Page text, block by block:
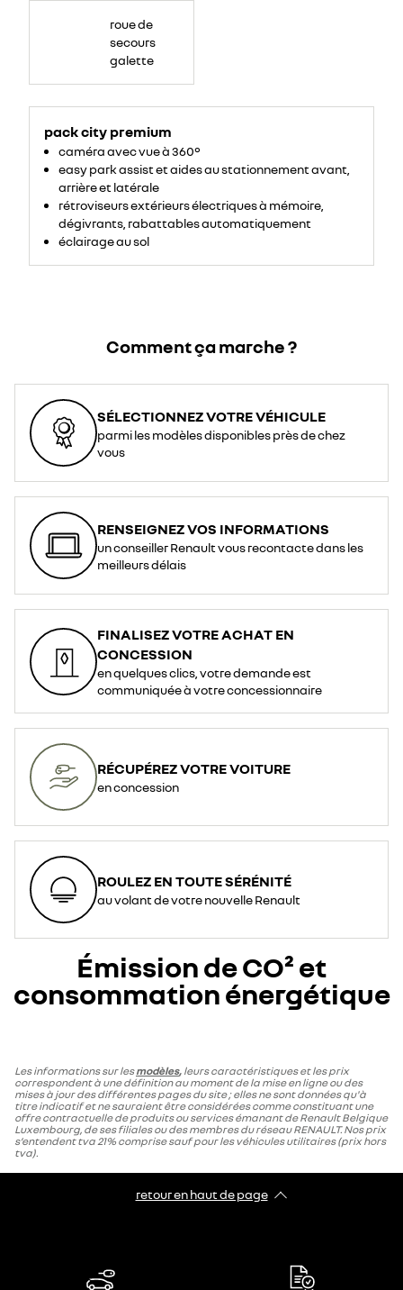
roue de
secours
galette
pack city premium
caméra avec vue à 360°
easy park assist et aides au stationnement avant,
arrière et latérale
rétroviseurs extérieurs électriques à mémoire,
dégivrants, rabattables automatiquement
éclairage au sol
Comment ça marche ?
SÉLECTIONNEZ VOTRE VÉHICULE
parmi les modèles disponibles près de chez
vous
RENSEIGNEZ VOS INFORMATIONS
un conseiller Renault vous recontacte dans les
meilleurs délais
FINALISEZ VOTRE ACHAT EN
CONCESSION
en quelques clics, votre demande est
communiquée à votre concessionnaire
RÉCUPÉREZ VOTRE VOITURE
en concession
ROULEZ EN TOUTE SÉRÉNITÉ
au volant de votre nouvelle Renault
Émission de CO² et
consommation énergétique
Les informations sur lesmodèles, leurs caractéristiques et les prix
correspondent à une définition au moment de la mise en ligne ou des
mises à jour des différentes pages du site ; elles ne sont données qu'à
titre indicatif et ne sauraient être considérées comme constituant une
offre contractuelle de produits ou services émanant de Renault Belgique
Luxembourg, de ses filiales ou des membres du réseau RENAULT. Nos prix
s’entendent tva 21% comprise sauf pour les véhicules utilitaires (prix hors
tva).
retour en haut de page​